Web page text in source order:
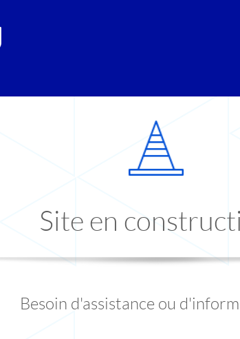
Site en
Besoin d'assistance ou